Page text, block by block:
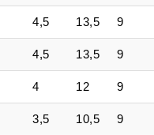
4,5 13,5 9
4,5 13,5 9
4 12 9
3,5 10,5 9